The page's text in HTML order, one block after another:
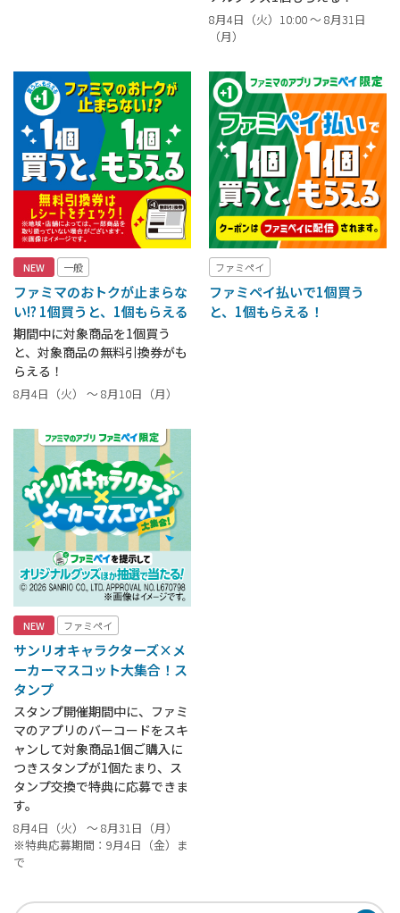
8月4日（火）10:00 ～ 8月31日
（月）
NEW 一般
ファミマのおトクが止まらな
い!? 1個買うと、1個もらえる
期間中に対象商品を1個買う
と、対象商品の無料引換券がも
らえる！
8月4日（火） ～ 8月10日（月）
ファミペイ
ファミペイ払いで1個買う
と、1個もらえる！
NEW ファミペイ
サンリオキャラクターズ×メ
ーカーマスコット大集合！ス
タンプ
スタンプ開催期間中に、ファミ
マのアプリのバーコードをスキ
ャンして対象商品1個ご購入に
つきスタンプが1個たまり、ス
タンプ交換で特典に応募できま
す。
8月4日（火） ～ 8月31日（月）
※特典応募期間：9月4日（金）ま
で